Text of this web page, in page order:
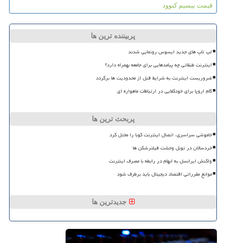
قیمت بیسیم کنوود
پربیننده ترین ها
لپ تاپ های جدید ایسوس رونمایی شدند
اینترنت طبقاتی چه پیامدهایی برای جامعه بهمراه دارد؟
ضروریست اینترنت به شرایط قبل از محدودیت ها برگردد
گام اروپا برای خودکفایی در ارتباطات ماهواره ای
پربحث ترین ها
خاموشی سراسری، اتصال اینترنت کوبا را مختل کرد
خردسالان در تونل وحشت فیلترشکن ها
واکنش ایرانسل به ابهام در رابطه با مصرف اینترنت
موانع مقرراتی اقتصاد دیجیتال باید برطرف شود
جدیدترین ها